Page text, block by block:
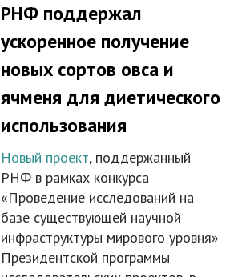
РНФ поддержал
ускоренное получение
новых сортов овса и
ячменя для диетического
использования
Новый проект, поддержанный
РНФ в рамках конкурса
«Проведение исследований на
базе существующей научной
инфраструктуры мирового уровня»
Президентской программы